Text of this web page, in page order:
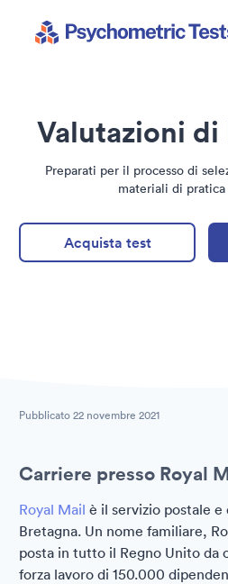
Valutazioni di
Preparati per il processo di
materiali di pratica
Acquista test
Pubblicato22 novembre 2021
Carriere presso Royal
Royal Mail è il servizio postale
Bretagna. Un nome familiare,
posta in tutto il Regno Unito da
forza lavoro di 150.000